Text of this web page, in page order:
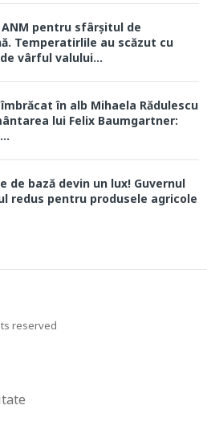
ANM pentru sfârșitul de
Temperatirlile au scăzut cu
vârful valului...
în alb Mihaela Rădulescu
lui Felix Baumgartner:
de bază devin un lux! Guvernul
redus pentru produsele agricole
reserved